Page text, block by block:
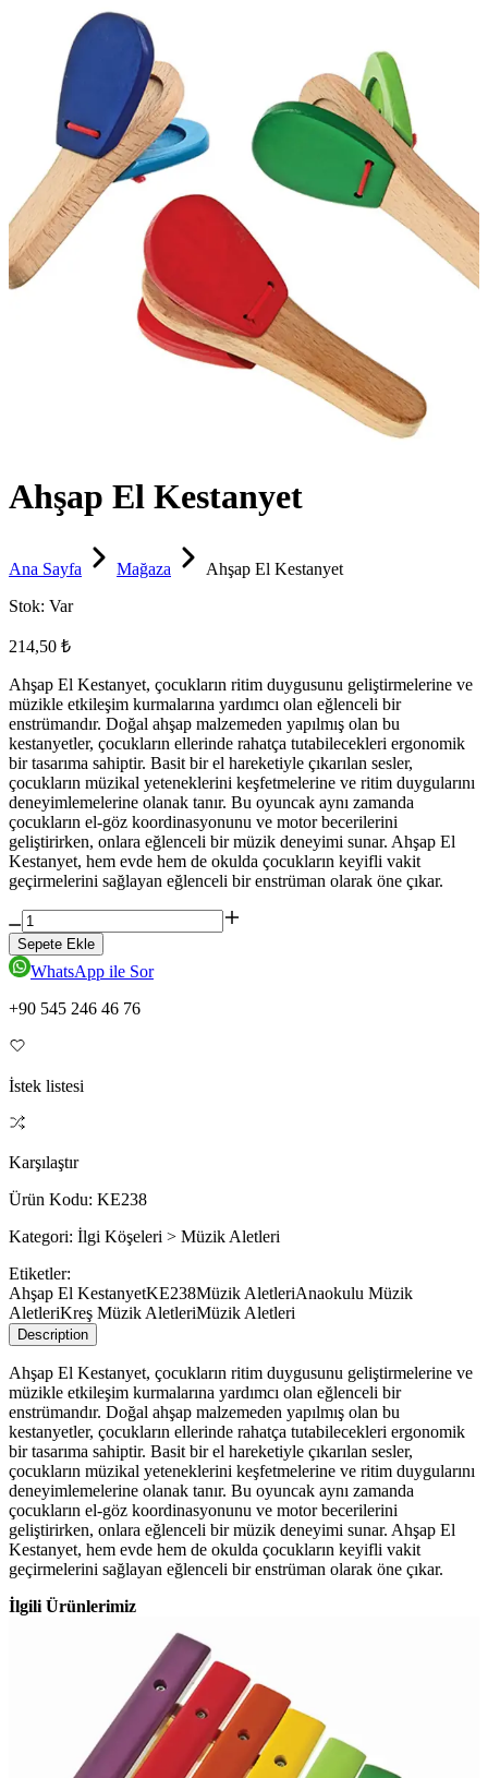
Ahşap El Kestanyet
Ana Sayfa Mağaza
Ahşap El Kestanyet
Stok: Var
214,50 ₺
Ahşap El Kestanyet, çocukların ritim duygusunu geliştirmelerine ve
müzikle etkileşim kurmalarına yardımcı olan eğlenceli bir
enstrümandır. Doğal ahşap malzemeden yapılmış olan bu
kestanyetler, çocukların ellerinde rahatça tutabilecekleri ergonomik
bir tasarıma sahiptir. Basit bir el hareketiyle çıkarılan sesler,
çocukların müzikal yeteneklerini keşfetmelerine ve ritim duygularını
deneyimlemelerine olanak tanır. Bu oyuncak aynı zamanda
çocukların el-göz koordinasyonunu ve motor becerilerini
geliştirirken, onlara eğlenceli bir müzik deneyimi sunar. Ahşap El
Kestanyet, hem evde hem de okulda çocukların keyifli vakit
geçirmelerini sağlayan eğlenceli bir enstrüman olarak öne çıkar.
Sepete Ekle
WhatsApp ile Sor
+90 545 246 46 76
İstek listesi
Karşılaştır
Ürün Kodu: KE238
Kategori: İlgi Köşeleri > Müzik Aletleri
Etiketler:
Ahşap El KestanyetKE238Müzik AletleriAnaokulu Müzik
AletleriKreş Müzik AletleriMüzik Aletleri
Description
Ahşap El Kestanyet, çocukların ritim duygusunu geliştirmelerine ve
müzikle etkileşim kurmalarına yardımcı olan eğlenceli bir
enstrümandır. Doğal ahşap malzemeden yapılmış olan bu
kestanyetler, çocukların ellerinde rahatça tutabilecekleri ergonomik
bir tasarıma sahiptir. Basit bir el hareketiyle çıkarılan sesler,
çocukların müzikal yeteneklerini keşfetmelerine ve ritim duygularını
deneyimlemelerine olanak tanır. Bu oyuncak aynı zamanda
çocukların el-göz koordinasyonunu ve motor becerilerini
geliştirirken, onlara eğlenceli bir müzik deneyimi sunar. Ahşap El
Kestanyet, hem evde hem de okulda çocukların keyifli vakit
geçirmelerini sağlayan eğlenceli bir enstrüman olarak öne çıkar.
İlgili Ürünlerimiz